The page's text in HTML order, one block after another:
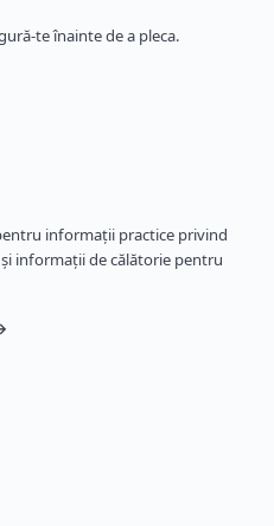
te înainte de a pleca.
informații practice privind
informații de călătorie pentru